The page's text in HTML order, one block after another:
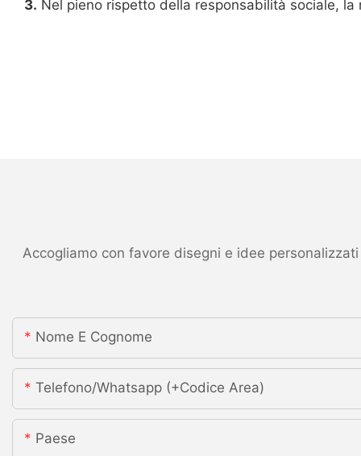
3. Nel pieno rispetto della responsabilità sociale,
Accogliamo con favore disegni e idee
Nome E Cognome
Telefono/whatsapp (+codice Area)
Paese